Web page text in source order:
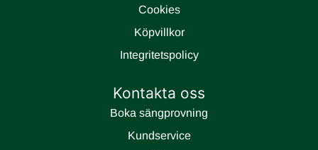
Cookies
Köpvillkor
Integritetspolicy
Kontakta oss
Boka sängprovning
Kundservice